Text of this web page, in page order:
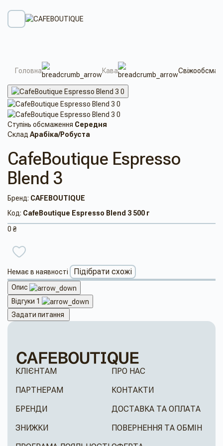
Головна Кава
Ступінь обсмаження Середня
Склад Арабіка/Робуста
CafeBoutique Espresso
Blend 3
Бренд: CAFEBOUTIQUE
Код: CafeBoutique Espresso Blend 3 500 г
0 ₴
Немає в наявності Підібрати схожі
Опис
Відгуки 1
Задати питання
КЛІЄНТАМ
ПАРТНЕРАМ
БРЕНДИ
ЗНИЖКИ
ПРО НАС
КОНТАКТИ
ДОСТАВКА ТА ОПЛАТА
ПОВЕРНЕННЯ ТА ОБМІН